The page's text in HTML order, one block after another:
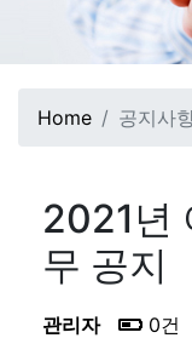
Home 공지사
2021년
무 공지
관리자 0건